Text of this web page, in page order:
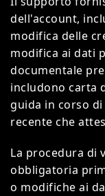
dell'account,
modifica delle
modifica ai dati
documentale
includono carta
guida in corso
recente che
La procedura di
obbligatoria
o modifiche ai